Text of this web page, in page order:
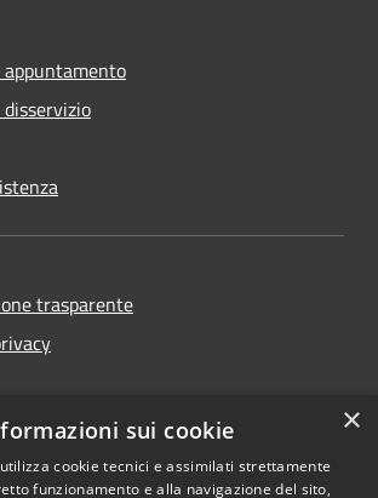
trasparente
di accessibilità
×
sui cookie
cookie tecnici e assimilati strettamente
funzionamento e alla navigazione del sito,